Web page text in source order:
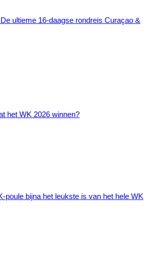
ultieme 16-daagse rondreis Curaçao &
het WK 2026 winnen?
poule bijna het leukste is van het hele WK